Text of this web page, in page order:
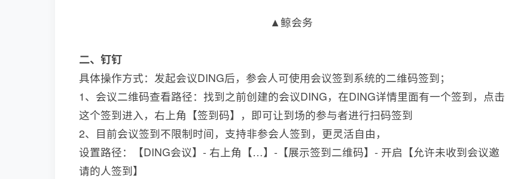
▲鲸会务
二、钉钉
具体操作方式：发起会议DING后，参会人可使用会议签到系统的二维码签到；
1、会议二维码查看路径：找到之前创建的会议DING，在DING详情里面有一个签到，点击
这个签到进入，右上角【签到码】，即可让到场的参与者进行扫码签到
2、目前会议签到不限制时间，支持非参会人签到，更灵活自由，
设置路径：【DING会议】- 右上角【…】-【展示签到二维码】- 开启【允许未收到会议邀
请的人签到】